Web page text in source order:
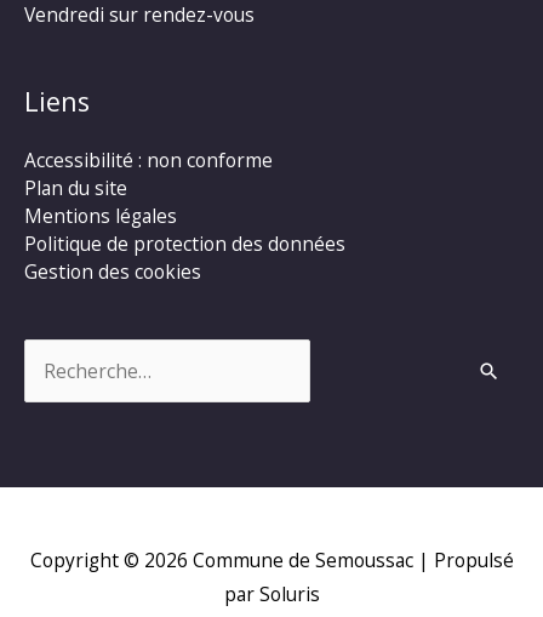
Vendredi sur rendez-vous
Liens
Accessibilité : non conforme
Plan du site
Mentions légales
Politique de protection des données
Gestion des cookies
Copyright © 2026 Commune de Semoussac| Propulsé
par Soluris